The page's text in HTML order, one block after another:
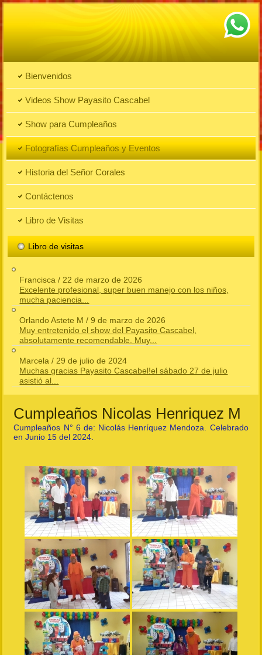
Bienvenidos
Videos Show Payasito Cascabel
Show para Cumpleaños
Fotografías Cumpleaños y Eventos
Historia del Señor Corales
Contáctenos
Libro de Visitas
Libro de visitas
Francisca /22 de marzo de 2026
Excelente profesional, super buen manejo con los niños,
mucha paciencia...
Orlando Astete M /9 de marzo de 2026
Muy entretenido el show del Payasito Cascabel,
absolutamente recomendable. Muy...
Marcela /29 de julio de 2024
Muchas gracias Payasito Cascabel!el sábado 27 de julio
asistió al...
Cumpleaños Nicolas Henriquez M
Cumpleaños N° 6 de: Nicolás Henríquez Mendoza. Celebrado
en Junio 15 del 2024.